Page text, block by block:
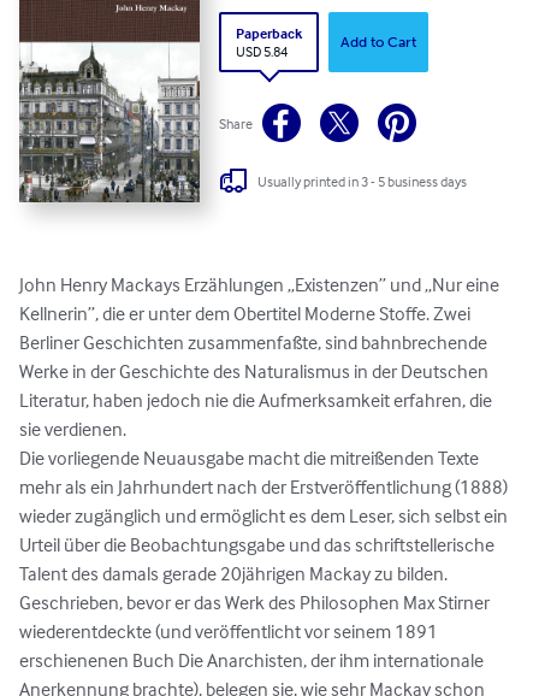
Paperback
USD 5.84
Add to Cart
Share
Usually printed in 3 - 5 business days
John Henry Mackays Erzählungen „Existenzen” und „Nur eine
Kellnerin”, die er unter dem Obertitel Moderne Stoffe. Zwei
Berliner Geschichten zusammenfaßte, sind bahnbrechende
Werke in der Geschichte des Naturalismus in der Deutschen
Literatur, haben jedoch nie die Aufmerksamkeit erfahren, die
sie verdienen.
Die vorliegende Neuausgabe macht die mitreißenden Texte
mehr als ein Jahrhundert nach der Erstveröffentlichung (1888)
wieder zugänglich und ermöglicht es dem Leser, sich selbst ein
Urteil über die Beobachtungsgabe und das schriftstellerische
Talent des damals gerade 20jährigen Mackay zu bilden.
Geschrieben, bevor er das Werk des Philosophen Max Stirner
wiederentdeckte (und veröffentlicht vor seinem 1891
erschienenen Buch Die Anarchisten, der ihm internationale
Anerkennung brachte), belegen sie, wie sehr Mackay schon